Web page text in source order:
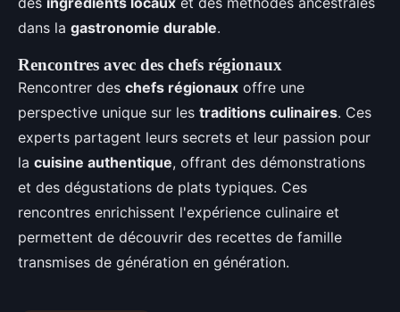
dans la gastronomie durable.
Rencontres avec des chefs régionaux
Rencontrer des chefs régionaux offre une
perspective unique sur les traditions culinaires. Ces
experts partagent leurs secrets et leur passion pour
la cuisine authentique, offrant des démonstrations
et des dégustations de plats typiques. Ces
rencontres enrichissent l'expérience culinaire et
permettent de découvrir des recettes de famille
transmises de génération en génération.